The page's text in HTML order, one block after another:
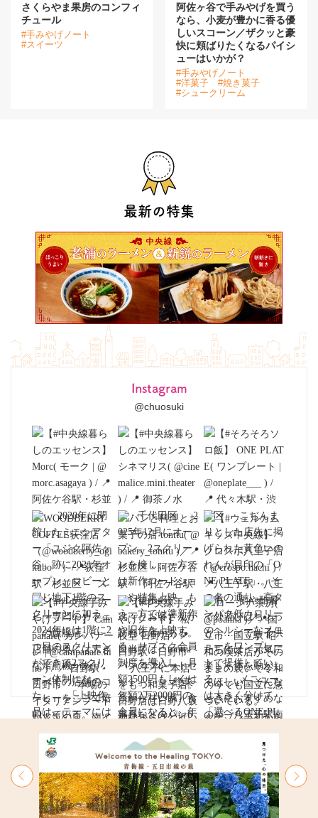
最新の特集
Instagram
@chuosuki
さくらやま果房のコンフィ
チュール
#手みやげノート
#スイーツ
阿佐ヶ谷で手みやげを買う
なら、小麦が豊かに香る優
しいスコーン／ザクッと豪
快に頬ばりたくなるパイシ
ューはいかが？
#手みやげノート
#洋菓子
#焼き菓子
#シュークリーム